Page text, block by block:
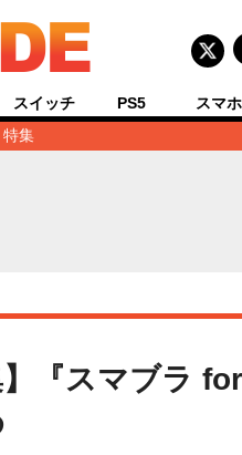
特集
スイッチ PS5 スマホ
】『スマブラ